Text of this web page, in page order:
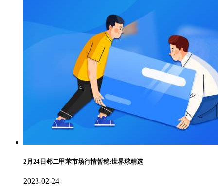
2月24日邻二甲苯市场行情暂稳:世界球精选
2023-02-24